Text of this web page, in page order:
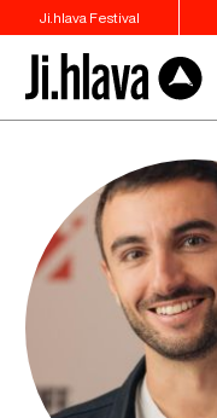
Ji.hlava Festival